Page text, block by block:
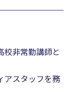
校非常勤講師と
アスタッフを務